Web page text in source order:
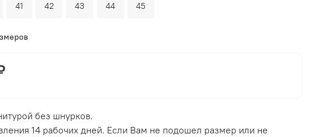
41 42 43 44 45
без шнурков.
14 рабочих дней. Если Вам не подошел размер или не